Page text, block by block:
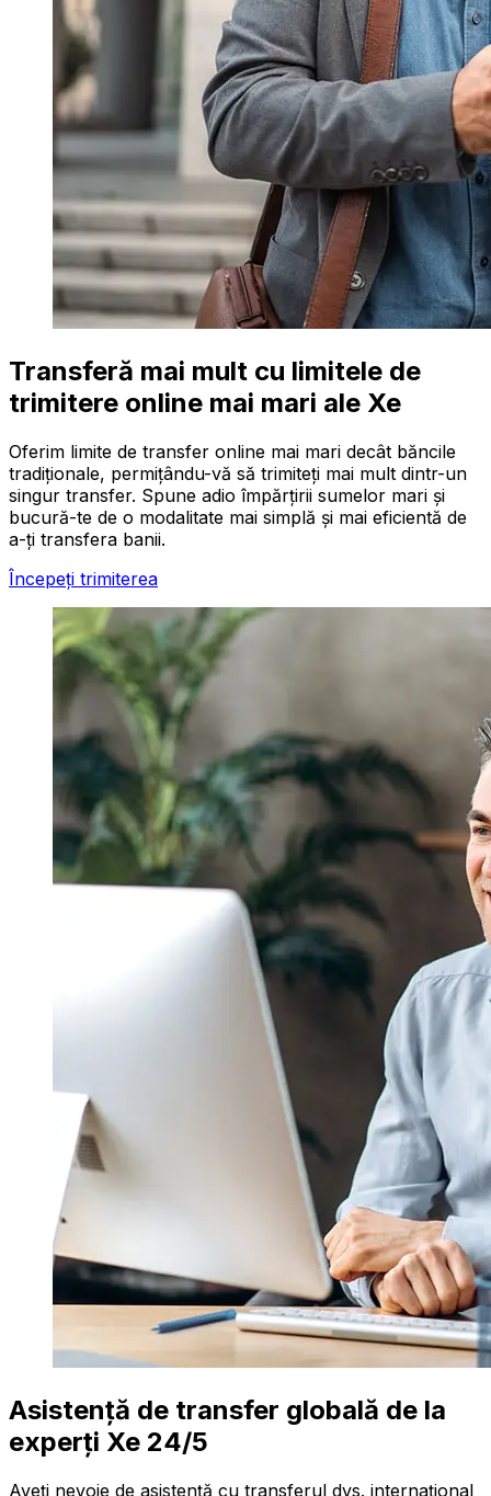
Transferă mai mult cu limitele de
trimitere online mai mari ale Xe
Oferim limite de transfer online mai mari decât băncile
tradiționale, permițându-vă să trimiteți mai mult dintr-un
singur transfer. Spune adio împărțirii sumelor mari și
bucură-te de o modalitate mai simplă și mai eficientă de
a-ți transfera banii.
Începeți trimiterea
Asistență de transfer globală de la
experți Xe 24/5
Aveți nevoie de asistență cu transferul dvs. internațional